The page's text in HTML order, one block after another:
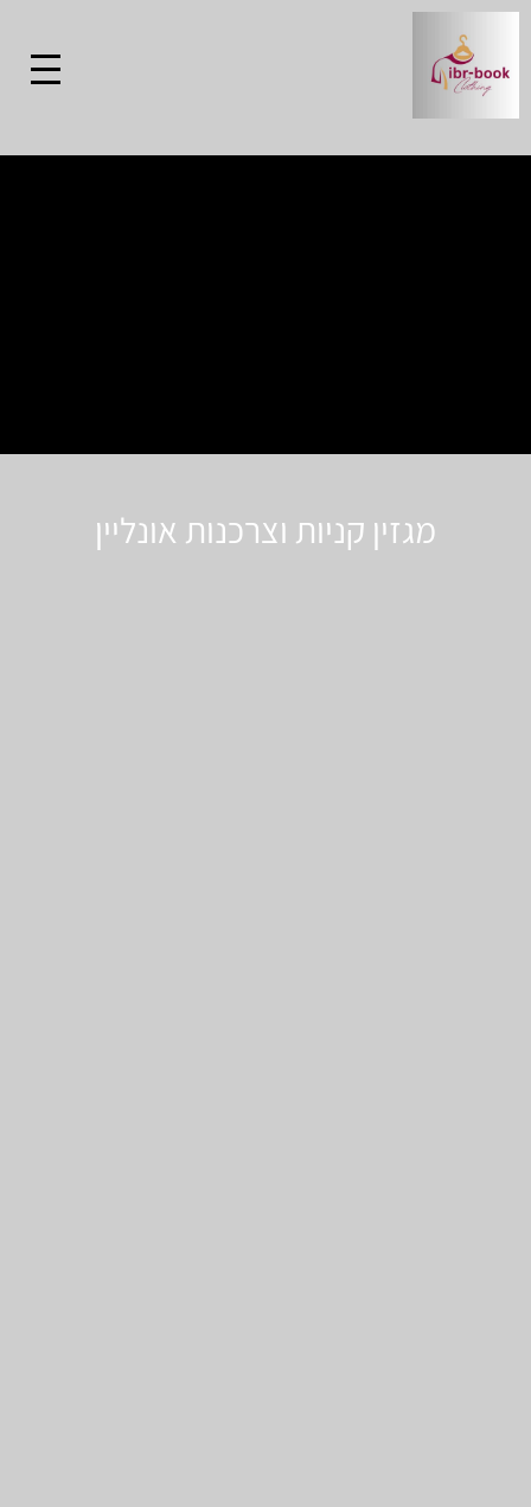
מגזין קניות וצרכנות אונליין